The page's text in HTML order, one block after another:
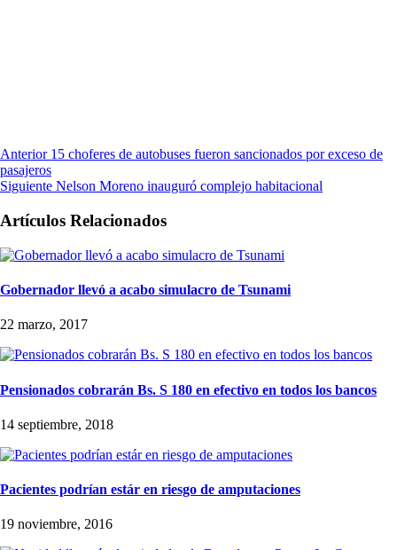
Anterior 15 choferes de autobuses fueron sancionados por exceso de
pasajeros
Siguiente Nelson Moreno inauguró complejo habitacional
Artículos Relacionados
Gobernador llevó a acabo simulacro de Tsunami
22 marzo, 2017
Pensionados cobrarán Bs. S 180 en efectivo en todos los bancos
14 septiembre, 2018
Pacientes podrían estár en riesgo de amputaciones
19 noviembre, 2016